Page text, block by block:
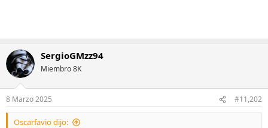
SergioGMzz94
Miembro 8K
8 Marzo 2025 #11,202
Oscarfavio dijo: